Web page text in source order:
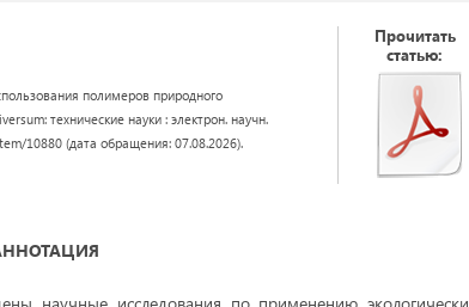
полимеров природного
технические науки : электрон. научн.
10880 (дата обращения: 07.08.2026).
Прочитать
статью: